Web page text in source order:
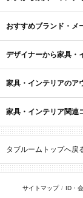
おすすめブランド・メ
デザイナーから家具・
家具・インテリアのア
家具・インテリア関連
タブルームトップへ戻
サイトマップ ID・